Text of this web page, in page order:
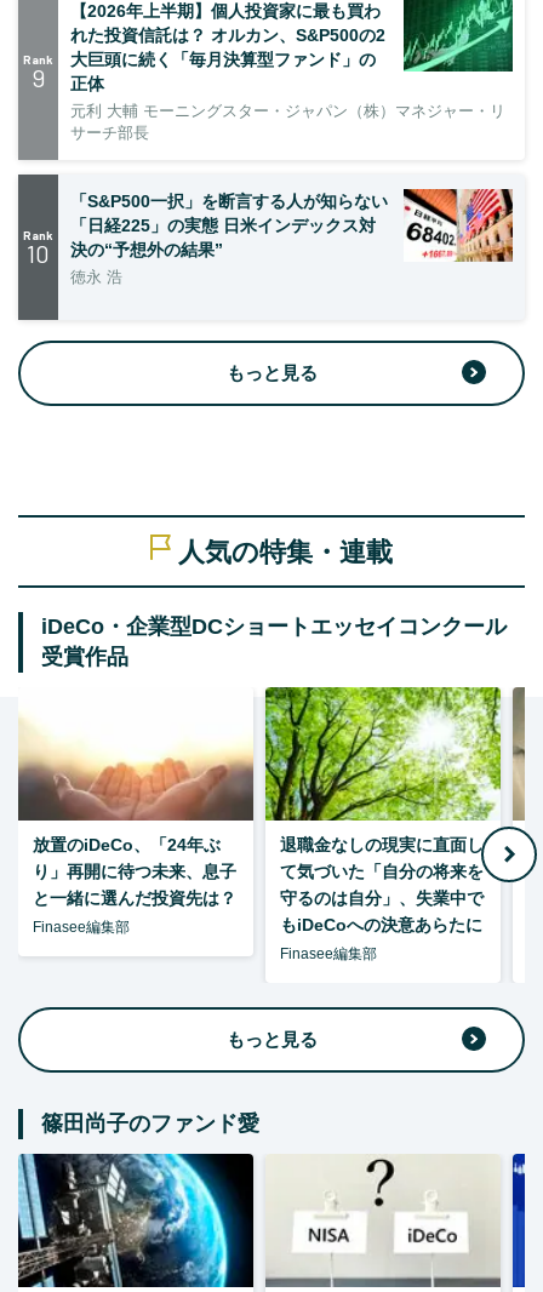
Rank
9
【2026年上半期】個人投資家に最も買わ
れた投資信託は？ オルカン、S&P500の2
大巨頭に続く「毎月決算型ファンド」の
正体
元利 大輔 モーニングスター・ジャパン（株）マネジャー・リ
サーチ部長
Rank
10
「S&P500一択」を断言する人が知らない
「日経225」の実態 日米インデックス対
決の“予想外の結果”
徳永 浩
もっと見る
人気の特集・連載
iDeCo・企業型DCショートエッセイコンクール
受賞作品
放置のiDeCo、「24年ぶ
り」再開に待つ未来、息子
と一緒に選んだ投資先は？
Finasee編集部
退職金なしの現実に直面し
て気づいた「自分の将来を
守るのは自分」、失業中で
もiDeCoへの決意あらたに
Finasee編集部
もっと見る
篠田尚子のファンド愛